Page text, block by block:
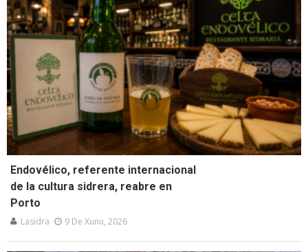
Endovélico, referente internacional
de la cultura sidrera, reabre en
Porto
Lasidra 9 De Xunu, 2026